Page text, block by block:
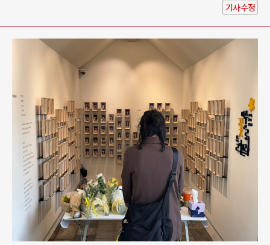
기사수정